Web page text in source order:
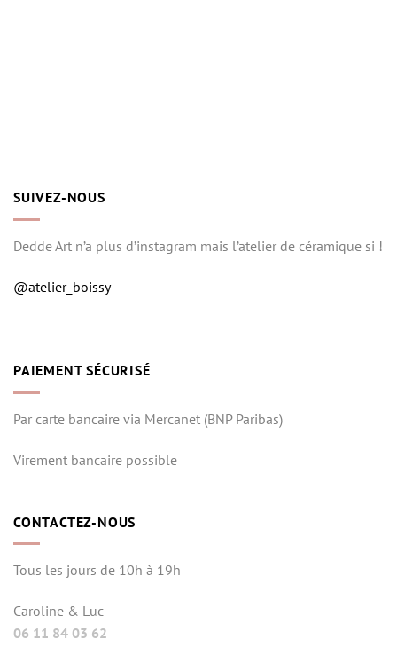
SUIVEZ-NOUS
Dedde Art n’a plus d’instagram mais l’atelier de céramique si !
@atelier_boissy
PAIEMENT SÉCURISÉ
Par carte bancaire via Mercanet (BNP Paribas)
Virement bancaire possible
CONTACTEZ-NOUS
Tous les jours de 10h à 19h
Caroline & Luc
06 11 84 03 62